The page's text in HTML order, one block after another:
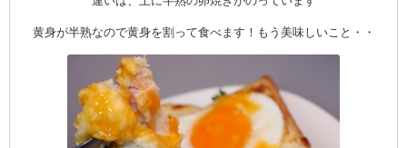
黄身が半熟なので黄身を割って食べます！もう美味しいこと・・